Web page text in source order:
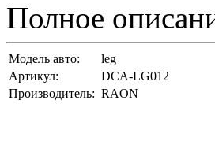
Полное
Модель авто:
leg
Артикул:
DCA-LG012
Производитель: RAON